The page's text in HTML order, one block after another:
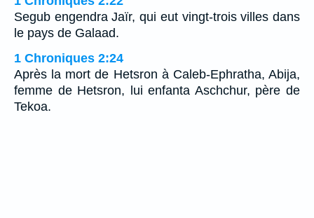
Segub engendra Jaïr, qui eut vingt-trois villes dans
le pays de Galaad.
1 Chroniques 2:24
Après la mort de Hetsron à Caleb-Ephratha, Abija,
femme de Hetsron, lui enfanta Aschchur, père de
Tekoa.